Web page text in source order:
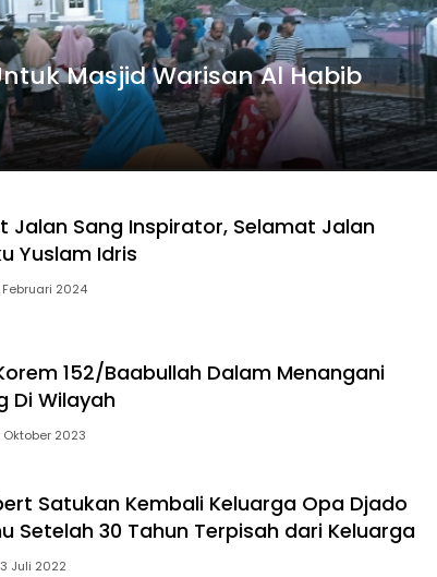
Masjid Warisan Al Habib
Jalan Sang Inspirator, Selamat Jalan
Yuslam Idris
Februari 2024
152/Baabullah Dalam Menangani
Di Wilayah
Oktober 2023
Satukan Kembali Keluarga Opa Djado
Setelah 30 Tahun Terpisah dari Keluarga
Juli 2022